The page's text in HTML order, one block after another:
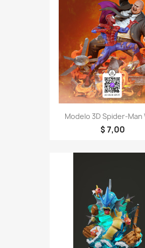
Modelo 3D Spider-Man
$ 7,00